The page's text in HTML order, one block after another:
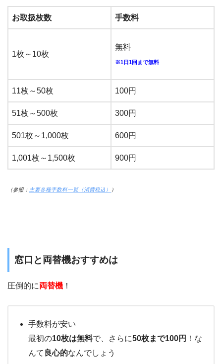
お取扱枚数 手数料
1枚～10枚
無料
※1日1回まで無料
11枚～50枚 100円
51枚～500枚 300円
501枚～1,000枚 600円
1,001枚～1,500枚 900円
（参照： 主要各種手数料一覧（消費税込） ）
窓口と両替機おすすめは
圧倒的に両替機 ！
手数料が安い
最初の10枚は無料で、さらに50枚まで100円 ！な
んて 良心的なんでしょう